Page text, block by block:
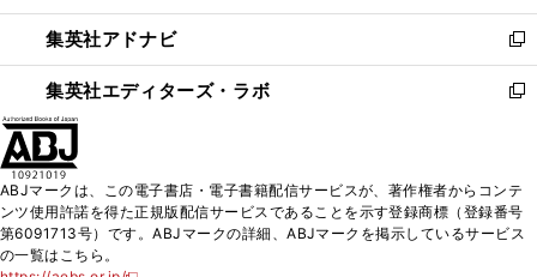
開
く
ウ
で
開
く
ン
ド
ウ
で
ウ
ィ
ン
ド
く
集英社アドナビ
新
し
い
ド
ウ
で
集英社エディターズ・ラボ
新
ィ
ン
ド
ABJマークは、この電子書店・電子書籍配信サービスが、著作権者からコンテ
ンツ使用許諾を得た正規版配信サービスであることを示す登録商標（登録番号
第6091713号）です。ABJマークの詳細、ABJマークを掲示しているサービス
の一覧はこちら。